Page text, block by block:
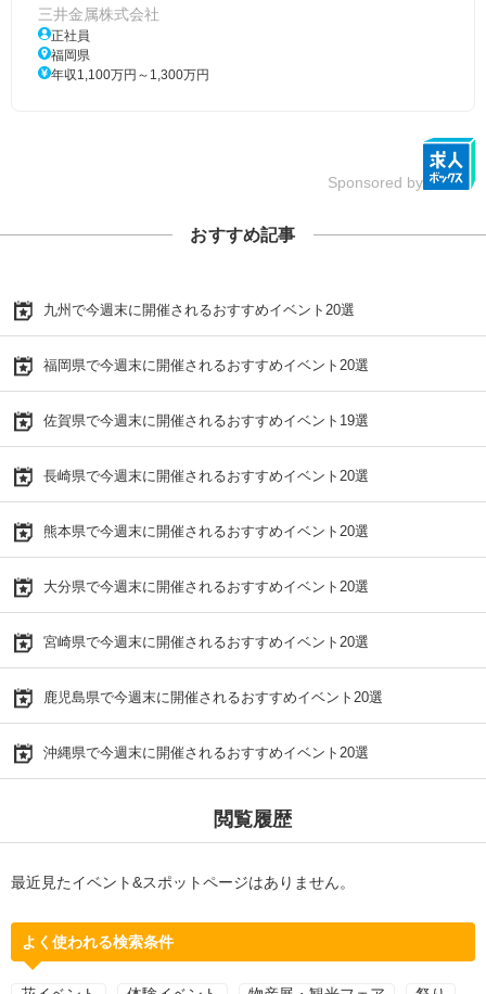
三井金属株式会社
正社員
福岡県
年収1,100万円～1,300万円
Sponsored by
おすすめ記事
九州で今週末に開催されるおすすめイベント20選
福岡県で今週末に開催されるおすすめイベント20選
佐賀県で今週末に開催されるおすすめイベント19選
長崎県で今週末に開催されるおすすめイベント20選
熊本県で今週末に開催されるおすすめイベント20選
大分県で今週末に開催されるおすすめイベント20選
宮崎県で今週末に開催されるおすすめイベント20選
鹿児島県で今週末に開催されるおすすめイベント20選
沖縄県で今週末に開催されるおすすめイベント20選
閲覧履歴
最近見たイベント&スポットページはありません。
よく使われる検索条件